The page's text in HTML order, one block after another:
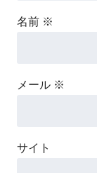
名前 ※
メール ※
サイト